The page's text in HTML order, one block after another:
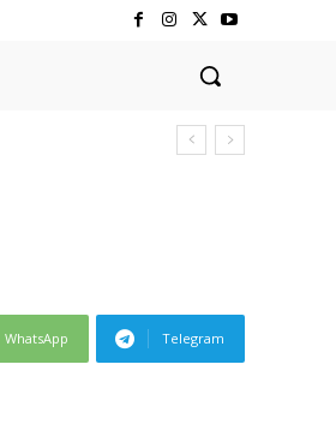
WhatsApp Telegram